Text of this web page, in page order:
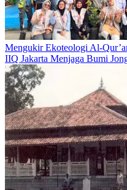
Mengukir Ekoteologi Al-
IIQ Jakarta Menjaga Bumi